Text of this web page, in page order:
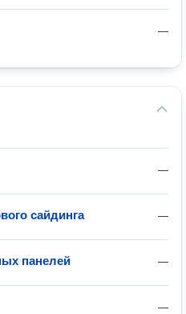
—
—
—
сайдинга
—
панелей
—